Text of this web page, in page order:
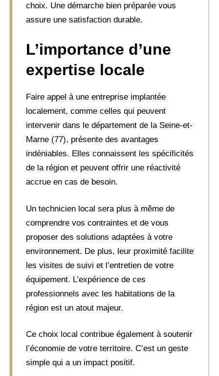
choix. Une démarche bien préparée vous
assure une satisfaction durable.
L’importance d’une
expertise locale
Faire appel à une entreprise implantée
localement, comme celles qui peuvent
intervenir dans le département de la Seine-et-
Marne (77), présente des avantages
indéniables. Elles connaissent les spécificités
de la région et peuvent offrir une réactivité
accrue en cas de besoin.
Un technicien local sera plus à même de
comprendre vos contraintes et de vous
proposer des solutions adaptées à votre
environnement. De plus, leur proximité facilite
les visites de suivi et l’entretien de votre
équipement. L’expérience de ces
professionnels avec les habitations de la
région est un atout majeur.
Ce choix local contribue également à soutenir
l’économie de votre territoire. C’est un geste
simple qui a un impact positif.